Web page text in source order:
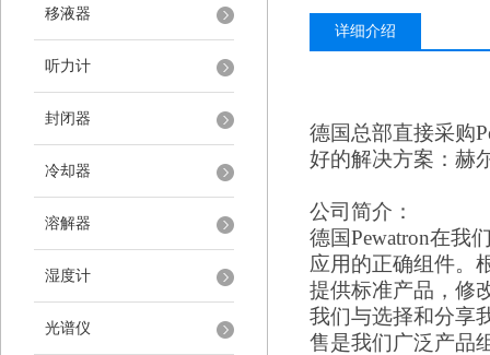
移液器
听力计
封闭器
冷却器
溶解器
湿度计
光谱仪
详细介绍
德国总部直接采购
好的解决方案：赫
公司简介：
德国Pewatron在我
应用的正确组件。
提供标准产品，修
我们与选择和分享
售是我们广泛产品